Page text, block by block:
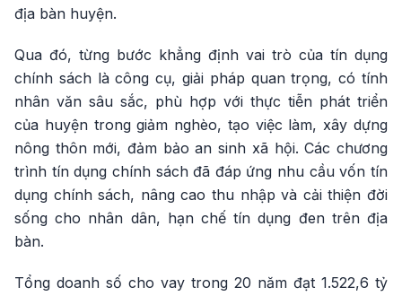
địa bàn huyện.
Qua đó, từng bước khẳng định vai trò của tín dụng
chính sách là công cụ, giải pháp quan trọng, có tính
nhân văn sâu sắc, phù hợp với thực tiễn phát triển
của huyện trong giảm nghèo, tạo việc làm, xây dựng
nông thôn mới, đảm bảo an sinh xã hội. Các chương
trình tín dụng chính sách đã đáp ứng nhu cầu vốn tín
dụng chính sách, nâng cao thu nhập và cải thiện đời
sống cho nhân dân, hạn chế tín dụng đen trên địa
bàn.
Tổng doanh số cho vay trong 20 năm đạt 1.522,6 tỷ